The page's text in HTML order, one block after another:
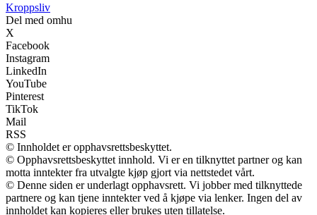
Kroppsliv
Del med omhu
X
Facebook
Instagram
LinkedIn
YouTube
Pinterest
TikTok
Mail
RSS
© Innholdet er opphavsrettsbeskyttet.
© Opphavsrettsbeskyttet innhold. Vi er en tilknyttet partner og kan
motta inntekter fra utvalgte kjøp gjort via nettstedet vårt.
© Denne siden er underlagt opphavsrett. Vi jobber med tilknyttede
partnere og kan tjene inntekter ved å kjøpe via lenker. Ingen del av
innholdet kan kopieres eller brukes uten tillatelse.